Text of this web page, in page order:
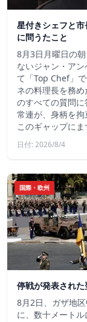
星付きシェフと
に問うたこと
8月3日月曜日の
ないジャン・ア
て「Top Chef」
ネの料理長を務
のすべての質問
常連が、身柄を
このギャップにま
日付: 2026/8/4
国際・欧州
停戦が発表され
8月2日、ガザ地
に、数十メート